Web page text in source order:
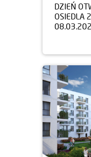
DZIEŃ
OSIEDLA